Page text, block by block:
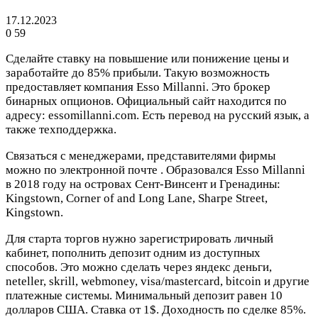
17.12.2023
0 59
Сделайте ставку на повышение или понижение цены и
заработайте до 85% прибыли. Такую возможность
предоставляет компания Esso Millanni. Это брокер
бинарных опционов. Официальный сайт находится по
адресу: essomillanni.com. Есть перевод на русский язык, а
также техподдержка.
Связаться с менеджерами, представителями фирмы
можно по электронной почте . Образовался Esso Millanni
в 2018 году на островах Сент-Винсент и Гренадины:
Kingstown, Corner of and Long Lane, Sharpe Street,
Kingstown.
Для старта торгов нужно зарегистрировать личный
кабинет, пополнить депозит одним из доступных
способов. Это можно сделать через яндекс деньги,
neteller, skrill, webmoney, visa/mastercard, bitcoin и другие
платежные системы. Минимальный депозит равен 10
долларов США. Ставка от 1$. Доходность по сделке 85%.